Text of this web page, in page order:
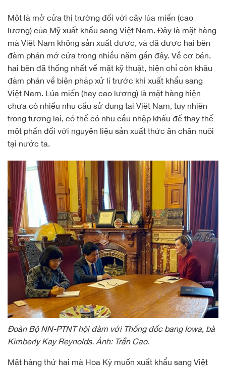
Một là mở cửa thị trường đối với cây lúa miến (cao
lương) của Mỹ xuất khẩu sang Việt Nam. Đây là mặt hàng
mà Việt Nam không sản xuất được, và đã được hai bên
đàm phán mở cửa trong nhiều năm gần đây. Về cơ bản,
hai bên đã thống nhất về mặt kỹ thuật, hiện chỉ còn khâu
đàm phán về biện pháp xử lí trước khi xuất khẩu sang
Việt Nam. Lúa miến (hay cao lương) là mặt hàng hiện
chưa có nhiều nhu cầu sử dụng tại Việt Nam, tuy nhiên
trong tương lai, có thể có nhu cầu nhập khẩu để thay thế
một phần đối với nguyên liệu sản xuất thức ăn chăn nuôi
tại nước ta.
Đoàn Bộ NN-PTNT hội đàm với Thống đốc bang Iowa, bà
Kimberly Kay Reynolds. Ảnh: Trần Cao.
Mặt hàng thứ hai mà Hoa Kỳ muốn xuất khẩu sang Việt